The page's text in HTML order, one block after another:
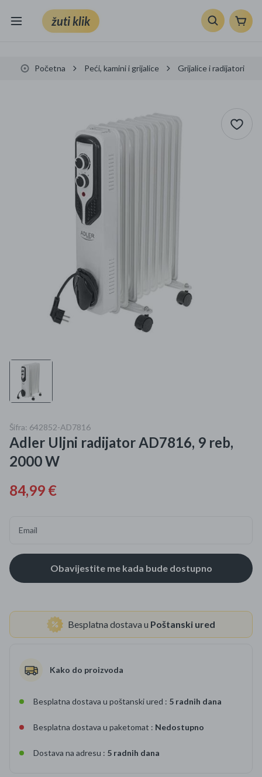
žuti klik
TV, audio i foto
VRT I ALATI
Klik supermarket
Sport i slobodno vrijeme
Mame i bebe
Igračke
Kućanski aparati
Kišobrani akcija
Ograničena cijena
Najpopularniji proizvodi
Početna Peći, kamini i grijalice Grijalice i radijatori
Šifra: 642852-AD7816
Adler Uljni radijator AD7816, 9 reb,
2000 W
84,99 €
Email
Besplatna dostava u Poštanski ured
Kako do proizvoda
Besplatna dostava u poštanski ured : 5 radnih dana
Besplatna dostava u paketomat : Nedostupno
Dostava na adresu : 5 radnih dana